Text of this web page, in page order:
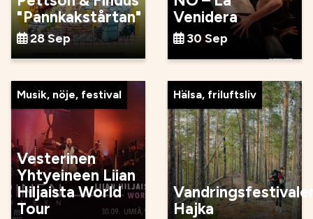
"Pannkakstårtan"
28 Sep
Venidera
30 Sep
Musik, nöje, festival
Vesterinen
Yhtyeineen Liian
Hiljaista World
Tour
Hälsa, friluftsliv
Hajka